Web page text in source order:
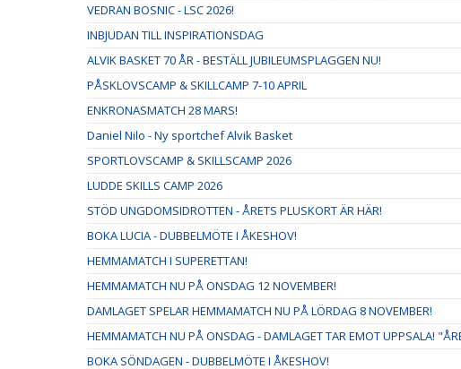
VEDRAN BOSNIC - LSC 2026!
INBJUDAN TILL INSPIRATIONSDAG
ALVIK BASKET 70 ÅR - BESTÄLL JUBILEUMSPLAGGEN NU!
PÅSKLOVSCAMP & SKILLCAMP 7-10 APRIL
ENKRONASMATCH 28 MARS!
Daniel Nilo - Ny sportchef Alvik Basket
SPORTLOVSCAMP & SKILLSCAMP 2026
LUDDE SKILLS CAMP 2026
STÖD UNGDOMSIDROTTEN - ÅRETS PLUSKORT ÄR HÄR!
BOKA LUCIA - DUBBELMÖTE I ÅKESHOV!
HEMMAMATCH I SUPERETTAN!
HEMMAMATCH NU PÅ ONSDAG 12 NOVEMBER!
DAMLAGET SPELAR HEMMAMATCH NU PÅ LÖRDAG 8 NOVEMBER!
HEMMAMATCH NU PÅ ONSDAG - DAMLAGET TAR EMOT UPPSALA!
BOKA SÖNDAGEN - DUBBELMÖTE I ÅKESHOV!